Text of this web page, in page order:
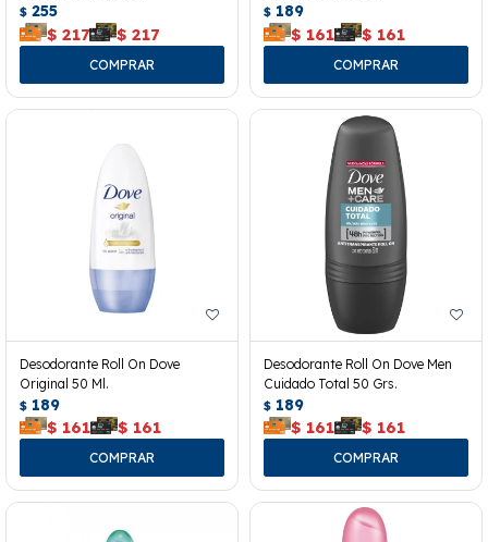
$ 255
$ 217 $ 217
$ 189
$ 161 $ 161
Desodorante Roll On Dove
Original 50 Ml.
$ 189
$ 161 $ 161
Desodorante Roll On Dove Men
Cuidado Total 50 Grs.
$ 189
$ 161 $ 161